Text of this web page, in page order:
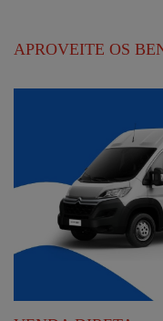
APROVEITE OS